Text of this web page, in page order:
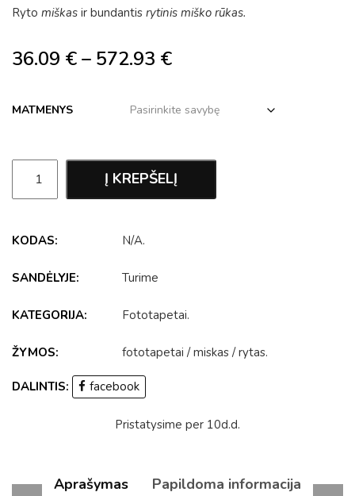
Ryto miškas ir bundantis rytinis miško rūkas.
36.09 €– 572.93 €
MATMENYS
Į KREPŠELĮ
KODAS: N/A.
SANDĖLYJE: Turime
KATEGORIJA: Fototapetai.
ŽYMOS: fototapetai /miskas /rytas.
DALINTIS: facebook
Pristatysime per 10d.d.
Aprašymas Papildoma informacija